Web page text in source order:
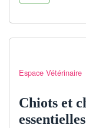
Espace Vétérinaire
Chiots et